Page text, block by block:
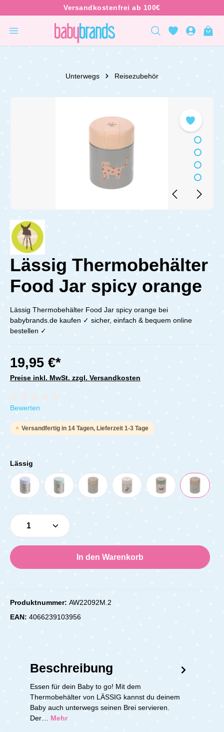
Unterwegs Reisezubehör
Lässig Thermobehälter
Food Jar spicy orange
Lässig Thermobehälter Food Jar spicy orange bei
babybrands.de kaufen ✓ sicher, einfach & bequem online
bestellen ✓
19,95 €*
Preise inkl. MwSt. zzgl. Versandkosten
Durchschnittliche Bewertung von 0 von 5 Sternen
Bewerten
Versandfertig in 14 Tagen, Lieferzeit 1-3 Tage
Lässig
Produkt Anzahl: Gib den gewünschten
In den Warenkorb
Produktnummer: AW22092M.2
EAN: 4066239103956
Beschreibung
Essen für dein Baby to go! Mit dem
Thermobehälter von LÄSSIG kannst du deinem
Baby auch unterwegs seinen Brei servieren.
Der… Mehr